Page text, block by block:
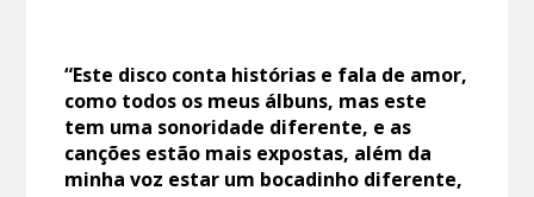
“Este disco conta histórias e fala de amor,
como todos os meus álbuns, mas este
tem uma sonoridade diferente, e as
canções estão mais expostas, além da
minha voz estar um bocadinho diferente,